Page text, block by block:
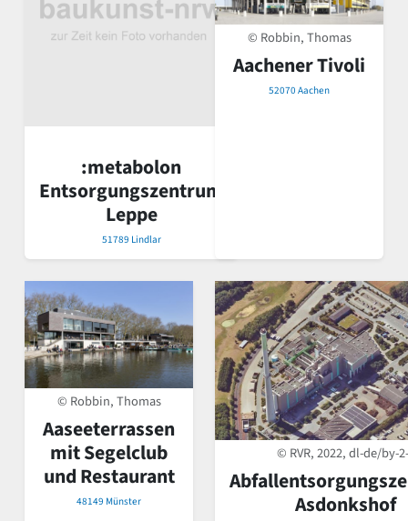
:metabolon
Entsorgungszentrum
Leppe
51789 Lindlar
© Robbin, Thomas
Aachener Tivoli
52070 Aachen
© Robbin, Thomas
Aaseeterrassen
mit Segelclub
und Restaurant
48149 Münster
© RVR, 2022, dl-de/by-
Asdonkshof